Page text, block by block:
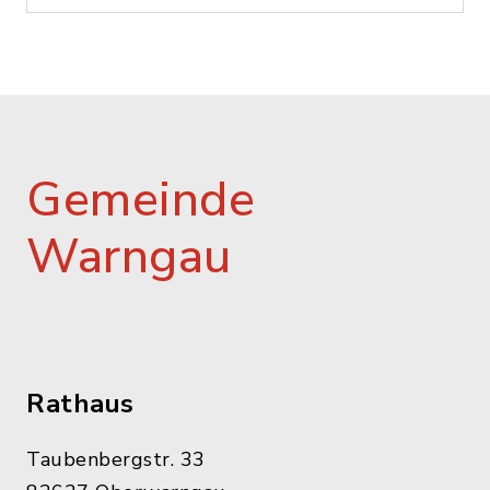
Gemeinde
Warngau
Rathaus
Taubenbergstr. 33